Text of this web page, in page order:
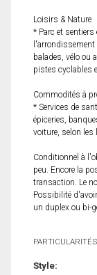
Loisirs & Nature
* Parc et
balades, vélo ou
pistes cyclables
Commodités à
* Services de
épiceries,
voiture, selon les
Conditionnel à
peu. Encore la
transaction. Le
Possibilité
un duplex ou bi-
Style: